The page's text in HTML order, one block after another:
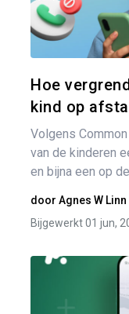
Hoe
kind op
Volgens
van de kinderen
en bijna een op
door Agnes W Linn
Bijgewerkt 01 jun,